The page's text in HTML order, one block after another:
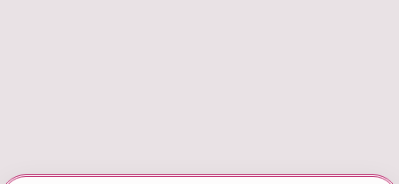
giriş